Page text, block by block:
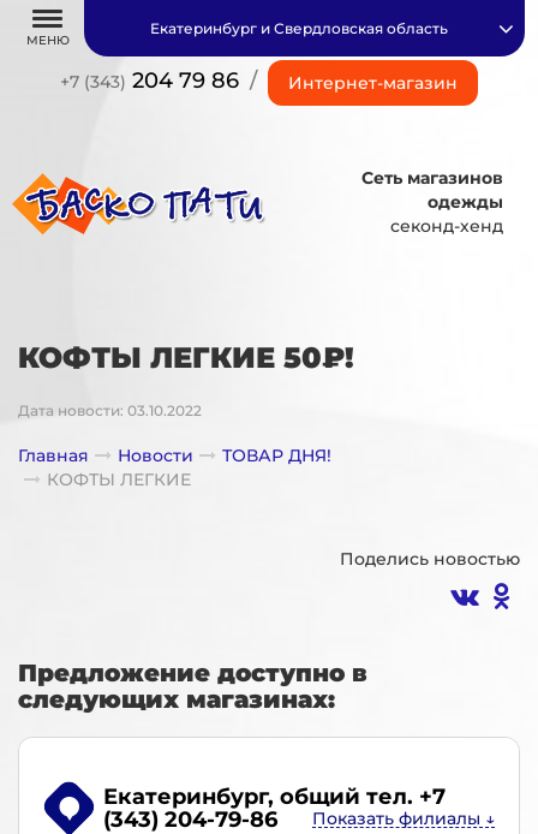
МЕНЮ
+7 (343) 204 79 86 / Интернет-магазин
Екатеринбург и Свердловская область
Сеть магазинов
одежды
секонд-хенд
КОФТЫ ЛЕГКИЕ 50₽!
Дата новости: 03.10.2022
Главная Новости
ТОВАР ДНЯ!
КОФТЫ ЛЕГКИЕ
Поделись новостью
Предложение доступно в
следующих магазинах:
Екатеринбург, общий тел. +7
(343) 204-79-86